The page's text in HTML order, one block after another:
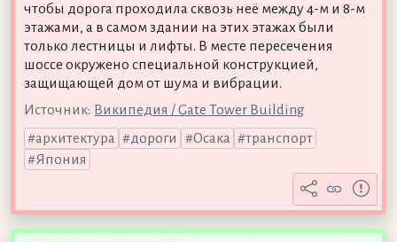
чтобы дорога проходила сквозь неё между 4-м и 8-м
этажами, а в самом здании на этих этажах были
только лестницы и лифты. В месте пересечения
шоссе окружено специальной конструкцией,
защищающей дом от шума и вибрации.
Источник: Википедия / Gate Tower Building
архитектура
дороги Осака
транспорт
Япония